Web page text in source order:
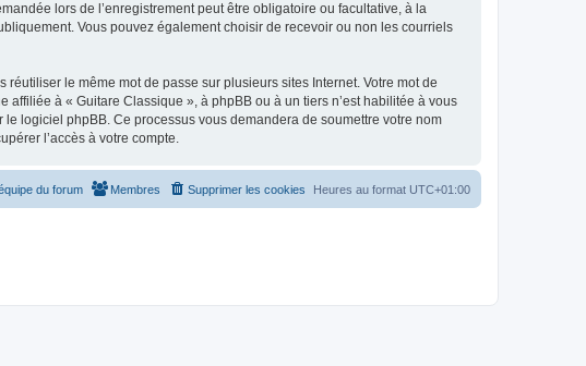
lors de l’enregistrement peut être obligatoire ou facultative, à la
Vous pouvez également choisir de recevoir ou non les courriels
le même mot de passe sur plusieurs sites Internet. Votre mot de
à « Guitare Classique », à phpBB ou à un tiers n’est habilitée à vous
logiciel phpBB. Ce processus vous demandera de soumettre votre nom
l’accès à votre compte.
Heures au format UTC+01:00
Supprimer les cookies
Membres
du forum